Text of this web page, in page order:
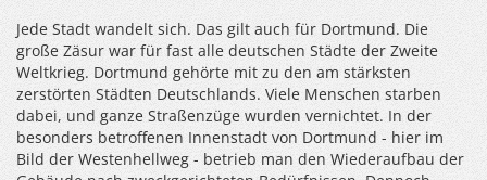
Jede Stadt wandelt sich. Das gilt auch für Dortmund. Die
große Zäsur war für fast alle deutschen Städte der Zweite
Weltkrieg. Dortmund gehörte mit zu den am stärksten
zerstörten Städten Deutschlands. Viele Menschen starben
dabei, und ganze Straßenzüge wurden vernichtet. In der
besonders betroffenen Innenstadt von Dortmund - hier im
Bild der Westenhellweg - betrieb man den Wiederaufbau der